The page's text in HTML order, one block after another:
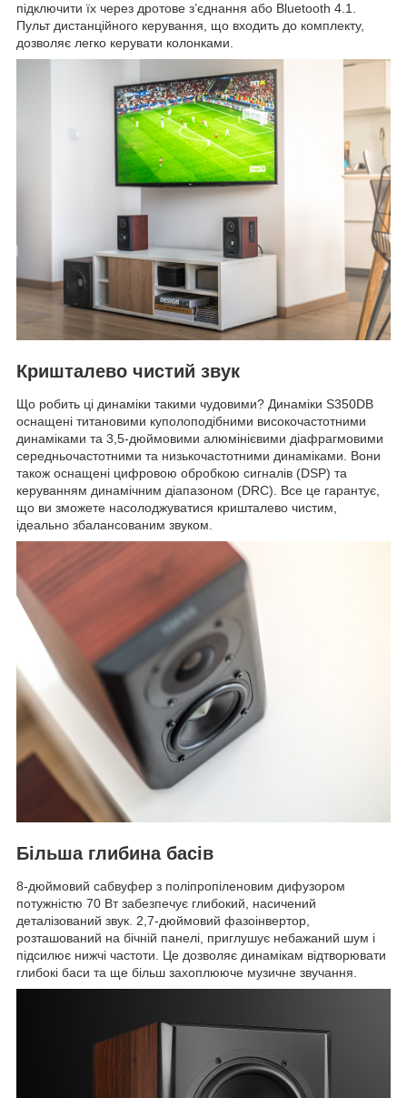
підключити їх через дротове з’єднання або Bluetooth 4.1.
Пульт дистанційного керування, що входить до комплекту,
дозволяє легко керувати колонками.
Кришталево чистий звук
Що робить ці динаміки такими чудовими? Динаміки S350DB
оснащені титановими куполоподібними високочастотними
динаміками та 3,5-дюймовими алюмінієвими діафрагмовими
середньочастотними та низькочастотними динаміками. Вони
також оснащені цифровою обробкою сигналів (DSP) та
керуванням динамічним діапазоном (DRC). Все це гарантує,
що ви зможете насолоджуватися кришталево чистим,
ідеально збалансованим звуком.
Більша глибина басів
8-дюймовий сабвуфер з поліпропіленовим дифузором
потужністю 70 Вт забезпечує глибокий, насичений
деталізований звук. 2,7-дюймовий фазоінвертор,
розташований на бічній панелі, приглушує небажаний шум і
підсилює нижчі частоти. Це дозволяє динамікам відтворювати
глибокі баси та ще більш захоплююче музичне звучання.